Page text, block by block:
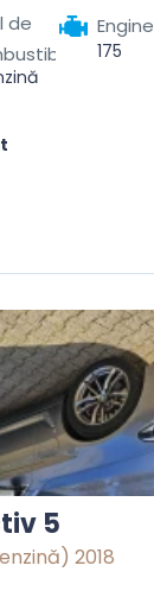
de
Engine
175
5
2018